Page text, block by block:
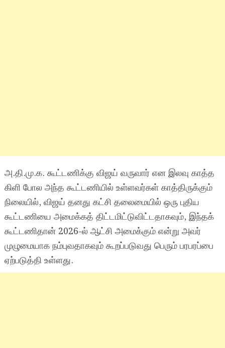
அ.தி.மு.க. கூட்டணிக்கு விஜய் வருவார் என இலவு காத்த
கிளி போல அந்த கூட்டணியில் உள்ளவர்கள் காத்திருக்கும்
நிலையில், விஜய் தனது கட்சி தலைமையில் ஒரு புதிய
கூட்டணியை அமைக்கத் திட்டமிட்டுவிட்டதாகவும், இந்தக்
கூட்டணிதான் 2026-ல் ஆட்சி அமைக்கும் என்று அவர்
முழுமையாக நம்புவதாகவும் கூறப்படுவது பெரும் பரபரப்பை
ஏற்படுத்தி உள்ளது.